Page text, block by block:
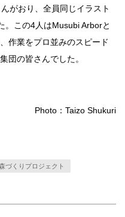
がおり、全員同じイラスト
。この4人はMusubi Arborと
作業をプロ並みのスピード
団の皆さんでした。
Photo：Taizo Shukuri
づくりプロジェクト